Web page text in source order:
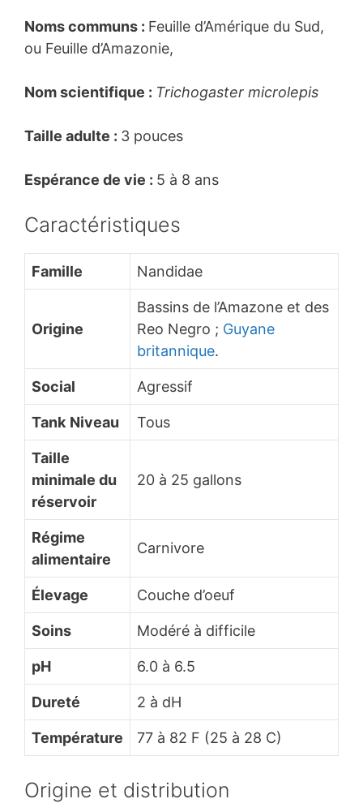
Noms communs : Feuille d’Amérique du Sud,
ou Feuille d’Amazonie,
Nom scientifique : Trichogaster microlepis
Taille adulte : 3 pouces
Espérance de vie : 5 à 8 ans
Caractéristiques
Famille Nandidae
Origine
Bassins de l’Amazone et des
Reo Negro ; Guyane
britannique.
Social Agressif
Tank Niveau Tous
Taille
minimale du
réservoir
20 à 25 gallons
Régime
alimentaire
Carnivore
Élevage Couche d’oeuf
Soins Modéré à difficile
pH 6.0 à 6.5
Dureté 2 à dH
Température 77 à 82 F (25 à 28 C)
Origine et distribution